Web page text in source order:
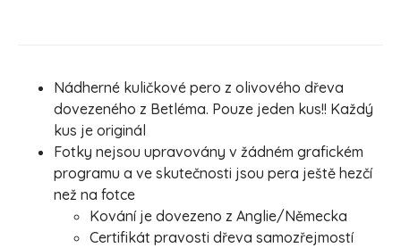
Nádherné kuličkové pero z olivového dřeva
dovezeného z Betléma. Pouze jeden kus!! Každý
kus je originál
Fotky nejsou upravovány v žádném grafickém
programu a ve skutečnosti jsou pera ještě hezčí
než na fotce
Kování je dovezeno z Anglie/Německa
Certifikát pravosti dřeva samozřejmostí